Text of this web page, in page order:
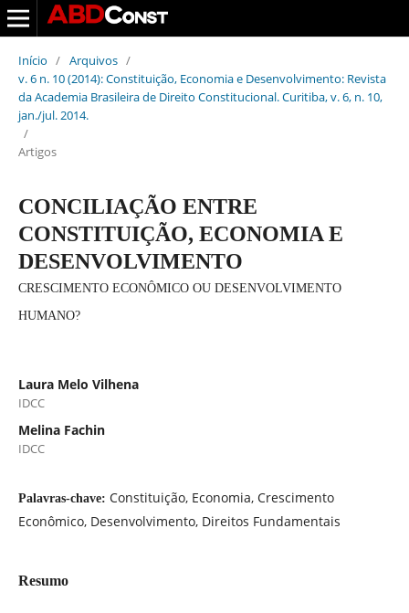
Início / Arquivos /
v. 6 n. 10 (2014): Constituição, Economia e Desenvolvimento: Revista
da Academia Brasileira de Direito Constitucional. Curitiba, v. 6, n. 10,
jan./jul. 2014.
/
Artigos
CONCILIAÇÃO ENTRE
CONSTITUIÇÃO, ECONOMIA E
DESENVOLVIMENTO
CRESCIMENTO ECONÔMICO OU DESENVOLVIMENTO
HUMANO?
Laura Melo Vilhena
IDCC
Melina Fachin
IDCC
Palavras-chave: Constituição, Economia, Crescimento
Econômico, Desenvolvimento, Direitos Fundamentais
Resumo